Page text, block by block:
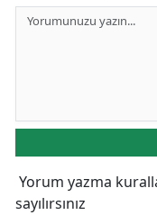
Yorum yazma
sayılırsınız